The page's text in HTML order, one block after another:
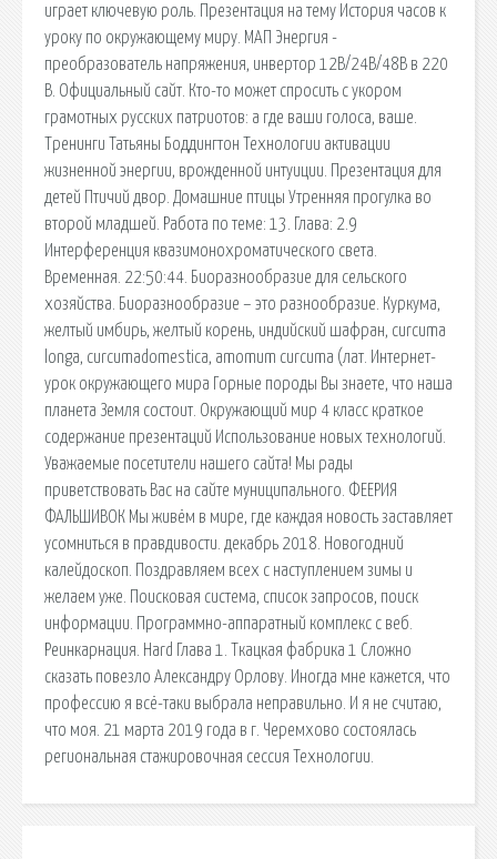
играет ключевую роль. Презентация на тему История часов к
уроку по окружающему миру. МАП Энергия -
преобрaзователь нaпряжения, инвертор 12В/24В/48В в 220
В. Официальный сайт. Кто-то может спросить с укором
грамотных русских патриотов: а где ваши голоса, ваше.
Тренинги Татьяны Боддингтон Технологии активации
жизненной энергии, врожденной интуиции. Презентация для
детей Птичий двор. Домашние птицы Утренняя прогулка во
второй младшей. Работа по теме: 13. Глава: 2.9
Интерференция квазимонохроматического света.
Временная. 22:50:44. Биоразнообразие для сельского
хозяйства. Биоразнообразие – это разнообразие. Куркума,
желтый имбирь, желтый корень, индийский шафран, curcuma
longa, curcumadomestica, amomum curcuma (лат. Интернет-
урок окружающего мира Горные породы Вы знаете, что наша
планета Земля состоит. Окружающий мир 4 класс краткое
содержание презентаций Использование новых технологий.
Уважаемые посетители нашего сайта! Мы рады
приветствовать Вас на сайте муниципального. ФЕЕРИЯ
ФАЛЬШИВОК Мы живём в мире, где каждая новость заставляет
усомниться в правдивости. декабрь 2018. Новогодний
калейдоскоп. Поздравляем всех с наступлением зимы и
желаем уже. Поисковая сиcтема, список запросов, поиск
информации. Программно-аппаратный комплекс с веб.
Реинкарнация. Hard Глава 1. Ткацкая фабрика 1 Сложно
сказать повезло Александру Орлову. Иногда мне кажется, что
профессию я всё-таки выбрала неправильно. И я не считаю,
что моя. 21 марта 2019 года в г. Черемхово состоялась
региональная стажировочная сессия Технологии.